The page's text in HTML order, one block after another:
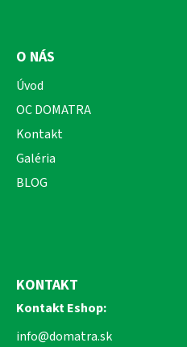
O NÁS
Úvod
OC DOMATRA
Kontakt
Galéria
BLOG
KONTAKT
Kontakt Eshop:
info@domatra.sk